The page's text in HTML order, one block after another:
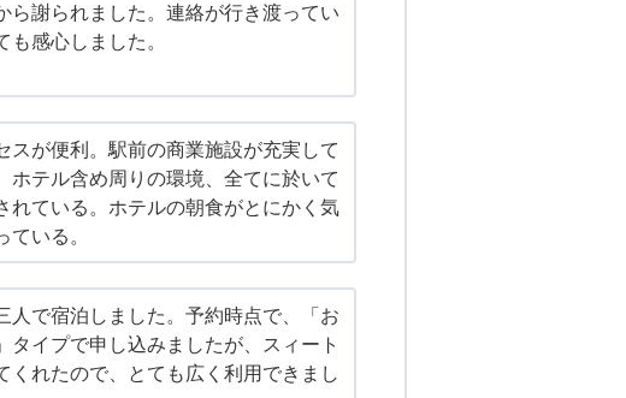
ら謝られました。連絡が行き渡ってい
も感心しました。
スが便利。駅前の商業施設が充実して
ホテル含め周りの環境、全てに於いて
れている。ホテルの朝食がとにかく気
ている。
人で宿泊しました。予約時点で、「お
タイプで申し込みましたが、スィート
くれたので、とても広く利用できまし